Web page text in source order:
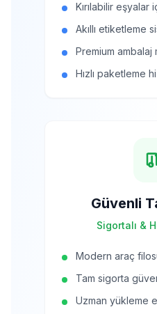
Kırılabilir eşyalar
Akıllı etiketleme
Premium ambalaj
Hızlı paketleme
Güvenli
Sigortalı &
Modern araç
Tam sigorta
Uzman yükleme